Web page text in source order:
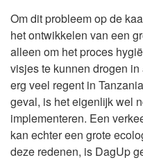
Om dit probleem op de
het ontwikkelen van een
alleen om het proces
visjes te kunnen drogen
erg veel regent in
geval, is het eigenlijk wel
implementeren. Een
kan echter een grote
deze redenen, is DagUp